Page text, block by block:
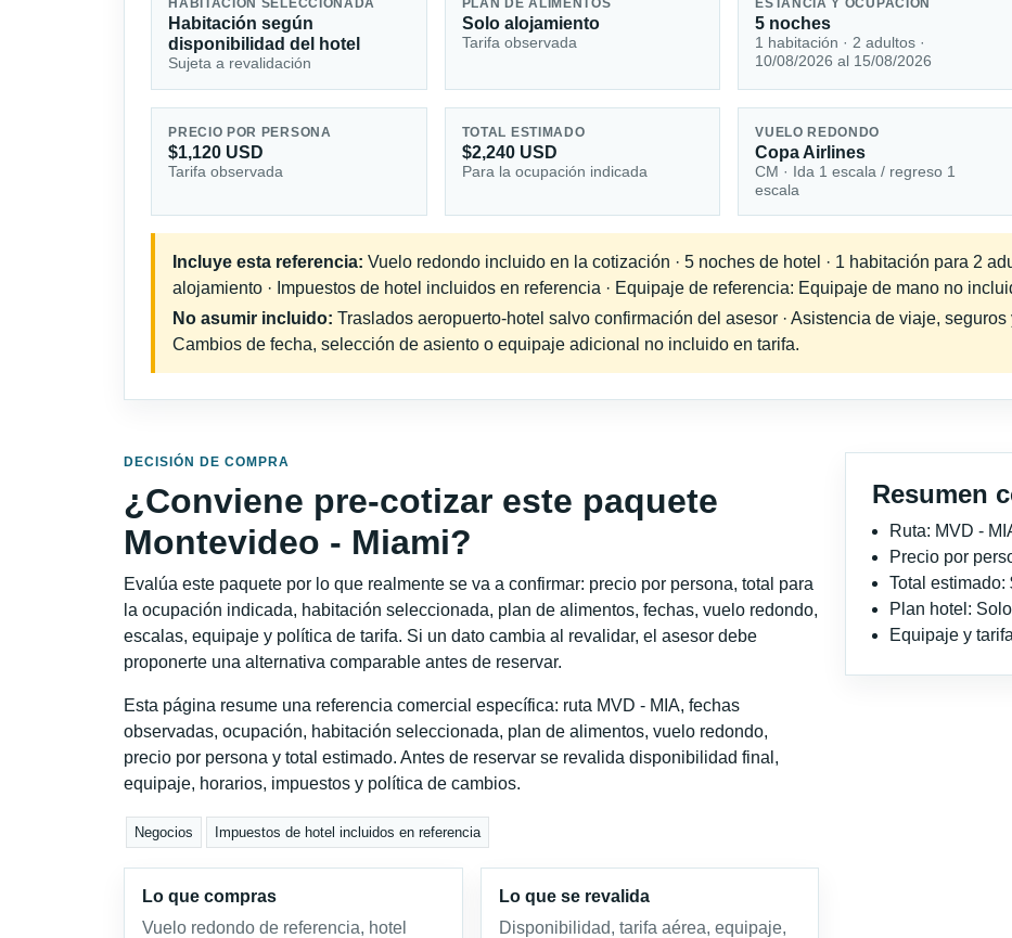
HABITACIÓN SELECCIONADA
Habitación según
disponibilidad del hotel
Sujeta a revalidación
PLAN DE ALIMENTOS
Solo alojamiento
Tarifa observada
ESTANCIA Y OCUPACIÓN
5 noches
1 habitación · 2 adultos ·
10/08/2026 al 15/08/2026
PRECIO POR PERSONA
$1,120 USD
Tarifa observada
TOTAL ESTIMADO
$2,240 USD
Para la ocupación indicada
VUELO REDONDO
Copa Airlines
CM · Ida 1 escala / regreso 1
escala
Incluye esta referencia: Vuelo redondo incluido en la cotización · 5 noches de hotel · 1 habitación para 2
alojamiento · Impuestos de hotel incluidos en referencia · Equipaje de referencia: Equipaje de mano no
No asumir incluido: Traslados aeropuerto-hotel salvo confirmación del asesor · Asistencia de viaje,
Cambios de fecha, selección de asiento o equipaje adicional no incluido en tarifa.
DECISIÓN DE COMPRA
¿Conviene pre-cotizar este paquete
Montevideo - Miami?
Evalúa este paquete por lo que realmente se va a confirmar: precio por persona, total para
la ocupación indicada, habitación seleccionada, plan de alimentos, fechas, vuelo redondo,
escalas, equipaje y política de tarifa. Si un dato cambia al revalidar, el asesor debe
proponerte una alternativa comparable antes de reservar.
Esta página resume una referencia comercial específica: ruta MVD - MIA, fechas
observadas, ocupación, habitación seleccionada, plan de alimentos, vuelo redondo,
precio por persona y total estimado. Antes de reservar se revalida disponibilidad final,
equipaje, horarios, impuestos y política de cambios.
Negocios Impuestos de hotel incluidos en referencia
Lo que compras
Vuelo redondo de referencia, hotel
Lo que se revalida
Disponibilidad, tarifa aérea, equipaje,
Resumen
Ruta: MVD -
Precio por
Total estimado:
Plan hotel:
Equipaje y